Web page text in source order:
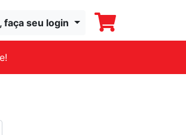
faça seu login